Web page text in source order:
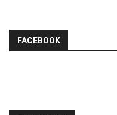
FACEBOOK